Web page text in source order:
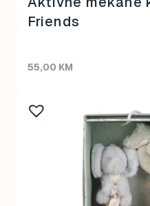
Friends
55,00 KM